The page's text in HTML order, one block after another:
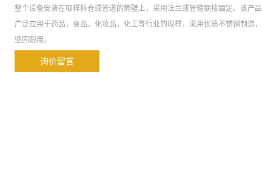
整个设备安装在取样料仓或管道的筒壁上，采用法兰或管箍联接固定。该产品
广泛应用于药品，食品，化妆品，化工等行业的取样，采用优质不锈钢制造，
坚固耐用。
询价留言